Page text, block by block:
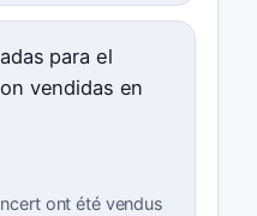
para el
vendidas en
ont été vendus